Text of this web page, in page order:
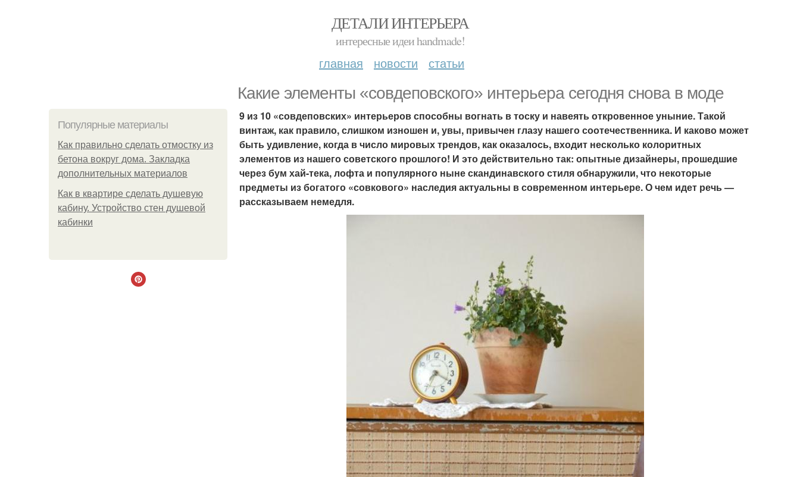
ДЕТАЛИ ИНТЕРЬЕРА
интересные идеи handmade!
главная новости статьи
Какие элементы «совдеповского» интерьера сегодня снова в моде
Популярные материалы
Как правильно сделать отмостку из
бетона вокруг дома. Закладка
дополнительных материалов
Как в квартире сделать душевую
кабину. Устройство стен душевой
кабинки
9 из 10 «совдеповских» интерьеров способны вогнать в тоску и навеять откровенное уныние. Такой
винтаж, как правило, слишком изношен и, увы, привычен глазу нашего соотечественника. И каково может
быть удивление, когда в число мировых трендов, как оказалось, входит несколько колоритных
элементов из нашего советского прошлого! И это действительно так: опытные дизайнеры, прошедшие
через бум хай-тека, лофта и популярного ныне скандинавского стиля обнаружили, что некоторые
предметы из богатого «совкового» наследия актуальны в современном интерьере. О чем идет речь —
рассказываем немедля.